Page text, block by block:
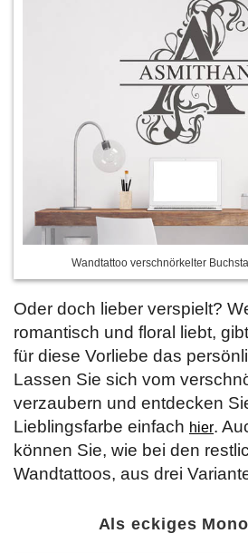
Wandtattoo verschnörkelter
Oder doch lieber verspielt?
romantisch und floral liebt,
für diese Vorliebe das
Lassen Sie sich vom
verzaubern und entdecken
Lieblingsfarbe einfach hier.
können Sie, wie bei den
Wandtattoos, aus drei
Als eckiges